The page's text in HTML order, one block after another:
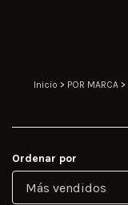
Inicio > POR MARCA >
Ordenar por